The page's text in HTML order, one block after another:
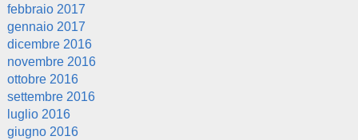
febbraio 2017
gennaio 2017
dicembre 2016
novembre 2016
ottobre 2016
settembre 2016
luglio 2016
giugno 2016